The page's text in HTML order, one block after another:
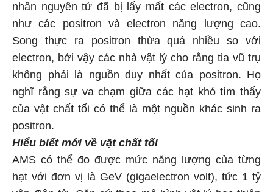
nhân nguyên tử đã bị lấy mất các electron, cũng
như các positron và electron năng lượng cao.
Song thực ra positron thừa quá nhiều so với
electron, bởi vậy các nhà vật lý cho rằng tia vũ trụ
không phải là nguồn duy nhất của positron. Họ
nghĩ rằng sự va chạm giữa các hạt khó tìm thấy
của vật chất tối có thể là một nguồn khác sinh ra
positron.
Hiểu biết mới về vật chất tối
AMS có thể đo được mức năng lượng của từng
hạt với đơn vị là GeV (gigaelectron volt), tức 1 tỷ